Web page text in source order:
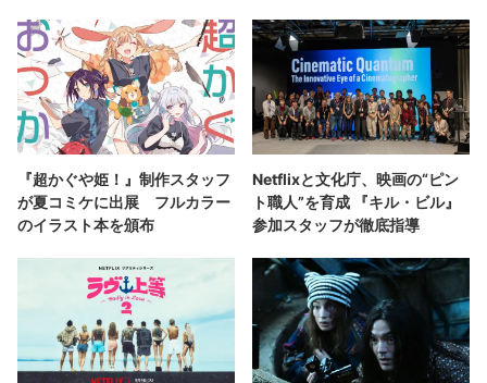
『超かぐや姫！』制作スタッフ
が夏コミケに出展 フルカラー
のイラスト本を頒布
Netflixと文化庁、映画の“ピン
ト職人”を育成 『キル・ビル』
参加スタッフが徹底指導